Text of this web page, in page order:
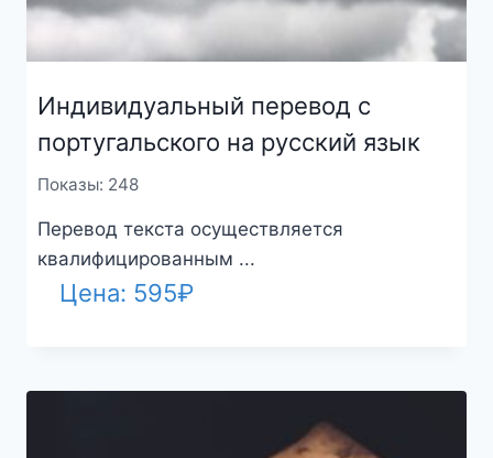
Индивидуальный перевод с
португальского на русский язык
Показы: 248
Перевод текста осуществляется
квалифицированным ...
Цена: 595₽